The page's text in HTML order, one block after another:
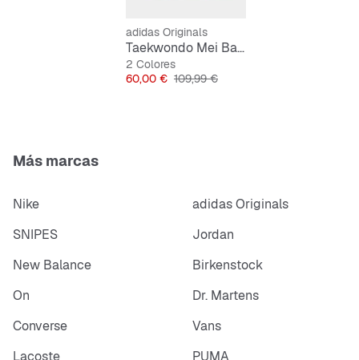
Horma clásica
Estructura Cold Cement
adidas Originals
Taekwondo Mei Ballet
2 Colores
Precio
60,00 € Precio original
109,99 €
Más marcas
Nike
adidas Originals
SNIPES
Jordan
New Balance
Birkenstock
On
Dr. Martens
Converse
Vans
Lacoste
PUMA